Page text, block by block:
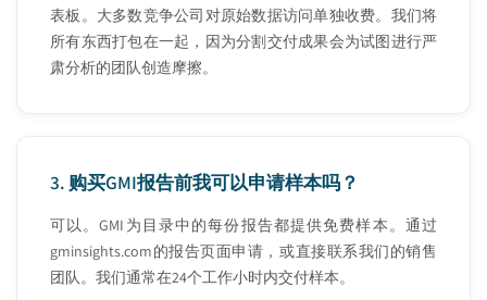
表板。大多数竞争公司对原始数据访问单独收费。我们将
所有东西打包在一起，因为分割交付成果会为试图进行严
肃分析的团队创造摩擦。
3. 购买GMI报告前我可以申请样本吗？
可以。GMI为目录中的每份报告都提供免费样本。通过
gminsights.com的报告页面申请，或直接联系我们的销售
团队。我们通常在24个工作小时内交付样本。